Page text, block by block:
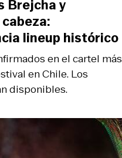
en el cartel más
en Chile. Los
disponibles.
Brejcha y
lineup histórico